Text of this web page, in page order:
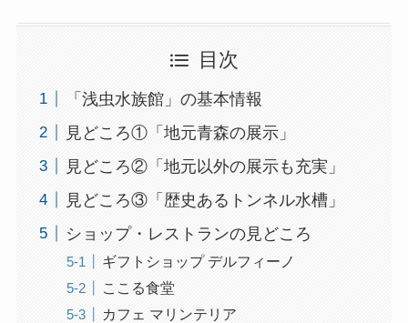
目次
「浅虫水族館」の基本情報
見どころ①「地元青森の展示」
見どころ②「地元以外の展示も充実」
見どころ③「歴史あるトンネル水槽」
ショップ・レストランの見どころ
ギフトショップ デルフィーノ
ここる食堂
カフェ マリンテリア